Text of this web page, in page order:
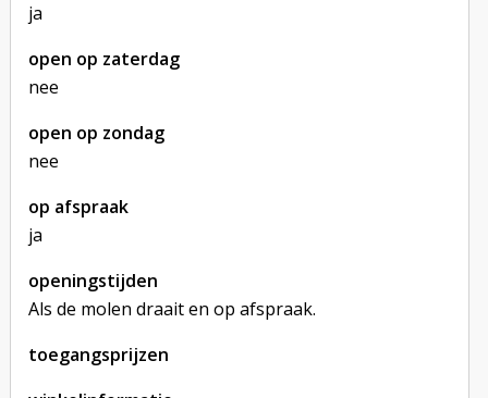
ja
open op zaterdag
nee
open op zondag
nee
op afspraak
ja
openingstijden
Als de molen draait en op afspraak.
toegangsprijzen